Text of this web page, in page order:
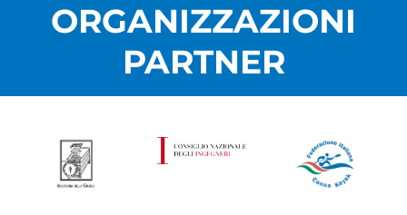
ORGANIZZAZIONI
PARTNER